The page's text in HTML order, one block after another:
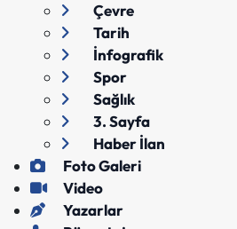
Çevre
Tarih
İnfografik
Spor
Sağlık
3. Sayfa
Haber İlan
Foto Galeri
Video
Yazarlar